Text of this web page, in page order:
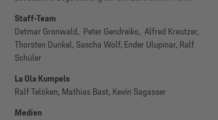
Staff-Team
Detmar Gronwald, Peter Gendreiko, Alfred Kreutzer,
Thorsten Dunkel, Sascha Wolf, Ender Ulupinar, Ralf
Schüler
La Ola Kumpels
Ralf Telöken, Mathias Bast, Kevin Sagasser
Medien